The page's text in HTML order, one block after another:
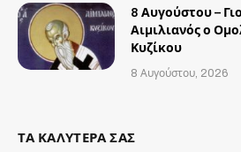
8 Αυγούστου –
Αιμιλιανός ο
Κυζίκου
8 Αυγούστου, 2026
ΤΑ ΚΑΛΥΤΕΡΑ ΣΑΣ